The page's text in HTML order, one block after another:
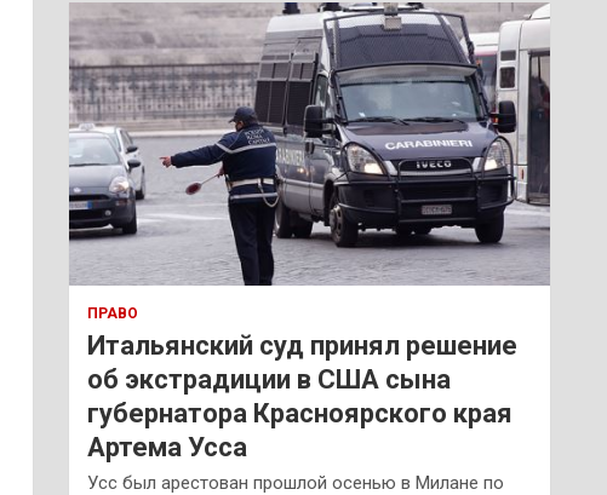
к
ПРАВО
Итальянский суд принял решение
об экстрадиции в США сына
губернатора Красноярского края
Артема Усса
Усс был арестован прошлой осенью в Милане по